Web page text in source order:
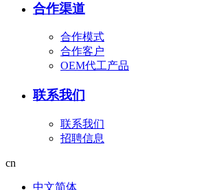
合作渠道
合作模式
合作客户
OEM代工产品
联系我们
联系我们
招聘信息
cn
中文简体